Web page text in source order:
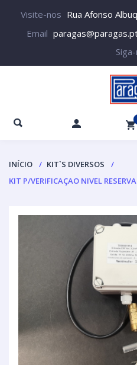
Visite-nos Rua Afonso
Email
INÍCIO
KIT`S DIVERSOS
KIT P/VERIFICAÇAO NIVEL